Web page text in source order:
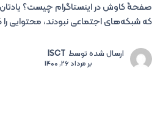
صفحۀ کاوش در اینستاگرام چیست؟
که شبکه‌های اجتماعی نبودند، محتوایی
ارسال شده توسط ISCT
برمرداد 26, 1400